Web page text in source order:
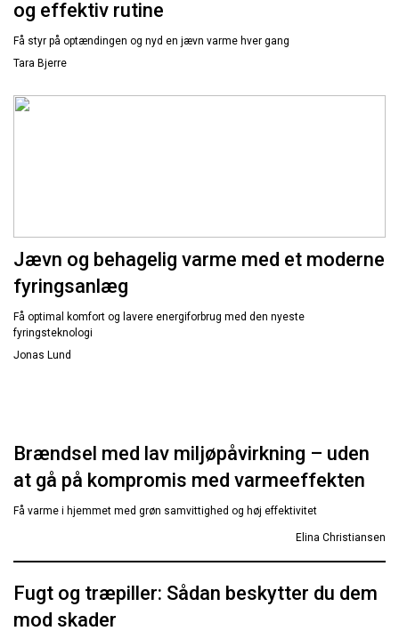
og effektiv rutine
Få styr på optændingen og nyd en jævn varme hver gang
Tara Bjerre
Jævn og behagelig varme med et moderne
fyringsanlæg
Få optimal komfort og lavere energiforbrug med den nyeste
fyringsteknologi
Jonas Lund
Brændsel med lav miljøpåvirkning – uden
at gå på kompromis med varmeeffekten
Få varme i hjemmet med grøn samvittighed og høj effektivitet
Elina Christiansen
Fugt og træpiller: Sådan beskytter du dem
mod skader